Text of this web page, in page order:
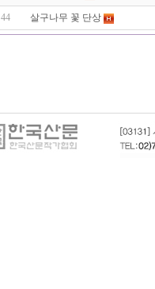
44 살구나무 꽃 단상